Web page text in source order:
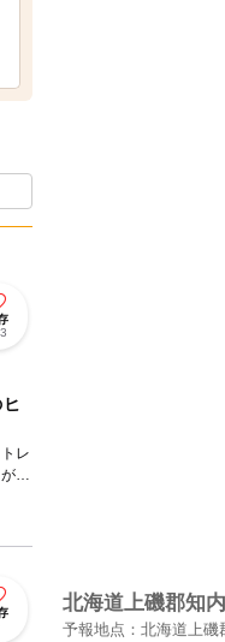
レ
遊
北海道上磯郡知
予報地点：北海道上磯